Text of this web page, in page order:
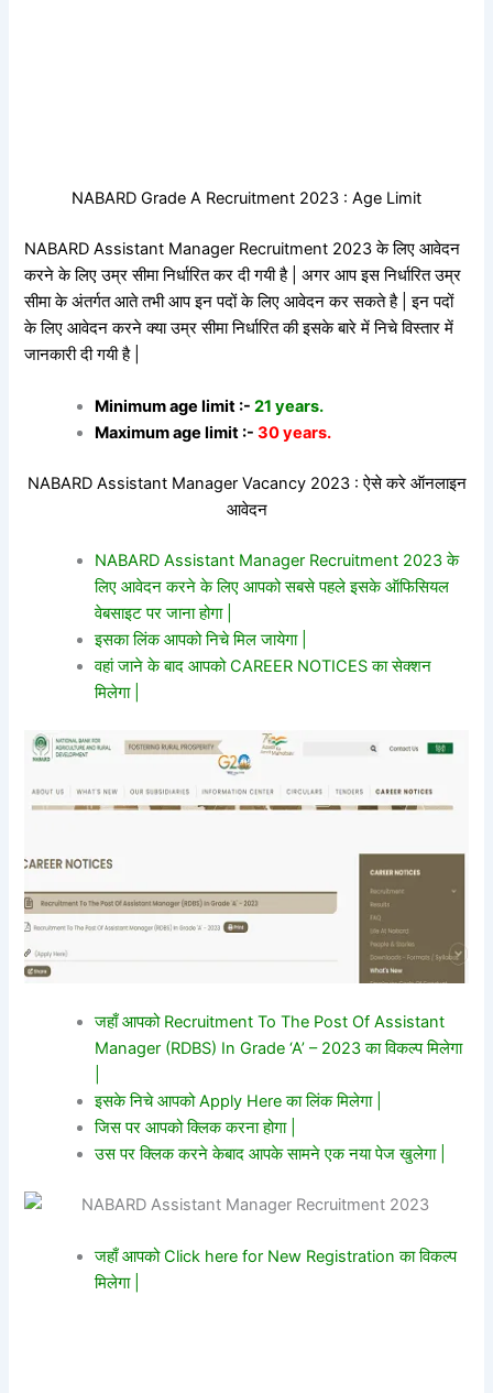
NABARD Grade A Recruitment 2023 : Age Limit
NABARD Assistant Manager Recruitment 2023 के लिए आवेदन
करने के लिए उम्र सीमा निर्धारित कर दी गयी है | अगर आप इस निर्धारित उम्र
सीमा के अंतर्गत आते तभी आप इन पदों के लिए आवेदन कर सकते है | इन पदों
के लिए आवेदन करने क्या उम्र सीमा निर्धारित की इसके बारे में निचे विस्तार में
जानकारी दी गयी है |
Minimum age limit :-21 years.
Maximum age limit :- 30 years.
NABARD Assistant Manager Vacancy 2023 : ऐसे करे ऑनलाइन
आवेदन
NABARD Assistant Manager Recruitment 2023 के
लिए आवेदन करने के लिए आपको सबसे पहले इसके ऑफिसियल
वेबसाइट पर जाना होगा |
इसका लिंक आपको निचे मिल जायेगा |
वहां जाने के बाद आपको CAREER NOTICES का सेक्शन
मिलेगा |
जहाँ आपको Recruitment To The Post Of Assistant
Manager (RDBS) In Grade ‘A’ – 2023 का विकल्प मिलेगा
इसके निचे आपको Apply Here का लिंक मिलेगा |
जिस पर आपको क्लिक करना होगा |
उस पर क्लिक करने केबाद आपके सामने एक नया पेज खुलेगा |
जहाँ आपको Click here for New Registration का विकल्प
मिलेगा |